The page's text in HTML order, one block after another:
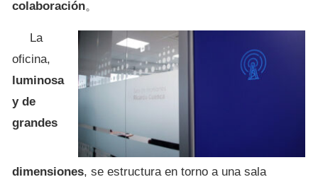
colaboración。
La
oficina,
luminosa
y de
grandes
dimensiones, se estructura en torno a una sala